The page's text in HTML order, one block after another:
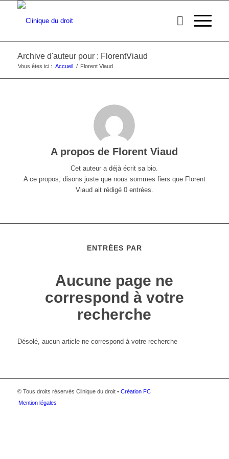
Archive d'auteur pour : FlorentViaud
Vous êtes ici : Accueil / Florent Viaud
A propos de Florent Viaud
Cet auteur a déjà écrit sa bio.
A ce propos, disons juste que nous sommes fiers que Florent
Viaud ait rédigé 0 entrées.
ENTRÉES PAR
Aucune page ne
correspond à votre
recherche
Désolé, aucun article ne correspond à votre recherche
© Tous droits réservés Clinique du droit • Création FC
Mention légales